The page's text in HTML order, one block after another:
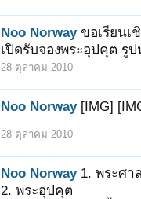
Noo Norway ขอเรียน
เปิดรับจองพระอุปคุต รู
28 ตุลาคม 2010
Noo Norway [IMG]
28 ตุลาคม 2010
Noo Norway 1. พระศา
2. พระอุปคุต